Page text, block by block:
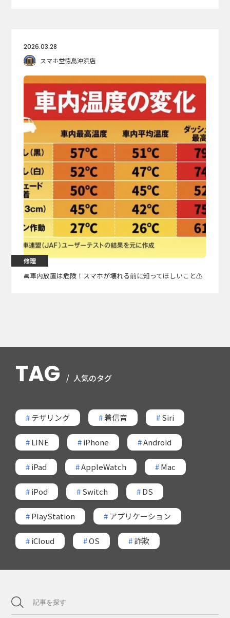
2026.03.28
スマホ堂徳島沖浜店
修理
🚘️車内放置は危険！スマホが壊れる前に知ってほしいこと⚠️
TAG 人気のタグ
#テザリング #着信音 #Siri
#LINE #iPhone #Android
#iPad #AppleWatch #Mac
#iPod #Switch #DS
#PlayStation # アプリケーション
#iCloud #OS #詐欺